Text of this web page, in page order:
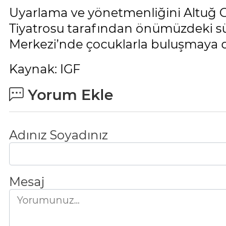
Uyarlama ve yönetmenliğini Altuğ
Tiyatrosu tarafından önümüzdeki
Merkezi’nde çocuklarla buluşmaya
Kaynak: IGF
Yorum Ekle
Adınız Soyadınız
Mesaj